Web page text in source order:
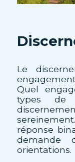
Le
Quel
types de
réponse
demande
orientations.